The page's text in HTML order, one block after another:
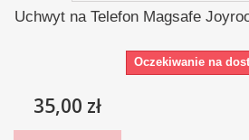
Uchwyt na Telefon Magsafe
Oczekiwanie na
35,00 zł